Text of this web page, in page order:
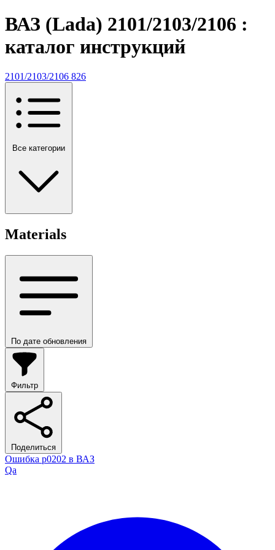
ВАЗ (Lada) 2101/2103/2106 :
каталог инструкций
2101/2103/2106 826
Все категории
Materials
По дате обновления
Фильтр
Поделиться
Ошибка р0202 в ВАЗ
Qa